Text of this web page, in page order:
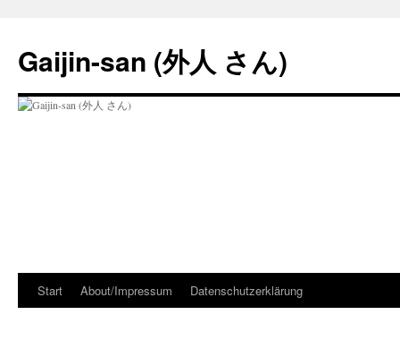
springen
Gaijin-san (外人 さん)
Start About/Impressum Datenschutzerklärung